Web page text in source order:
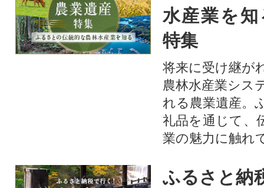
水産業を
特集
将来に受け継が
農林水産業シス
れる農業遺産。
礼品を通じて、
業の魅力に触れ
ふるさと納